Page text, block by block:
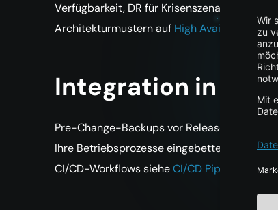
Verfügbarkeit, DR für Krisenszenarien mit
Architekturmustern auf High Availability
Integration in
Pre-Change-Backups vor Releases, Post-
Ihre Betriebsprozesse eingebettet.
CI/CD-Workflows sieheCI/CD Pipelines